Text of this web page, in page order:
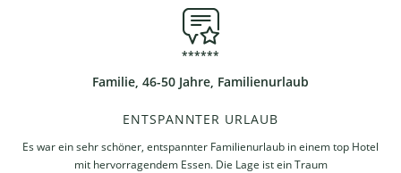
******
Familie, 46-50 Jahre, Familienurlaub
ENTSPANNTER URLAUB
Es war ein sehr schöner, entspannter Familienurlaub in einem top Hotel
mit hervorragendem Essen. Die Lage ist ein Traum